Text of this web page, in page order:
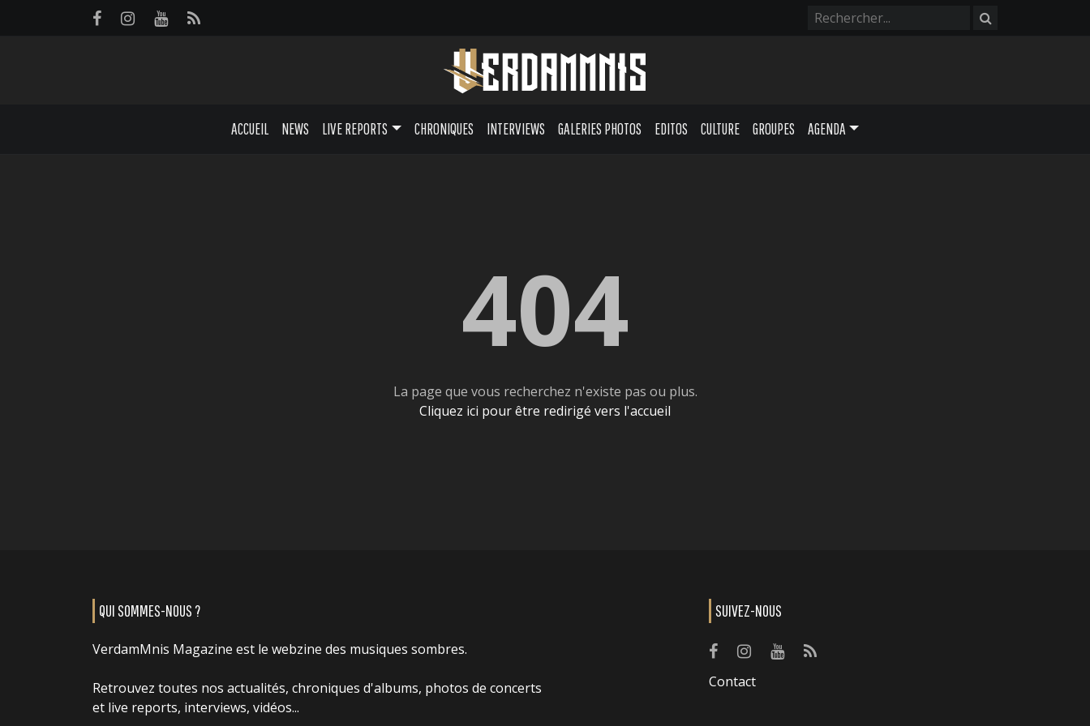
ACCUEIL NEWS LIVE REPORTS CHRONIQUES INTERVIEWS GALERIES PHOTOS EDITOS CULTURE GROUPES AGENDA
404
La page que vous recherchez n'existe pas ou plus.
Cliquez ici pour être redirigé vers l'accueil
QUI SOMMES-NOUS ?
VerdamMnis Magazine est le webzine des musiques sombres.
Retrouvez toutes nos actualités, chroniques d'albums, photos de concerts
et live reports, interviews, vidéos...
SUIVEZ-NOUS
Contact
Panneau de gestion des cookies